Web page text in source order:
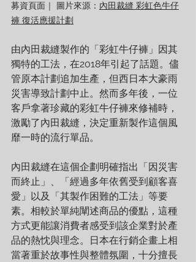
募資頁面｜ 圖片來源： 內田裁縫 彩虹色牛仔
褲 復活應援計劃
由內田裁縫製作的「彩虹牛仔褲」因其
獨特的工法，在2018年引起了話題。儘
管原本計劃追加生產，但西日本大豪雨
災害導致計劃中止。然而多年後，一位
客戶拿著珍藏的彩虹牛仔褲來修補時，
激勵了內田裁縫，決定重新製作這個風
靡一時的流行單品。
內田裁縫在這個企劃明確指出「因災害
而終止」、「經過多年依舊受到顧客喜
愛」以及「其製作困難的工法」等要
素。相較於單純闡述商品的優點，這種
方式更能讓消費者感受到該企業對於產
品的熱忱與理念。日本在行銷企畫上相
當著重於故事性與整體氛圍，十分擅長